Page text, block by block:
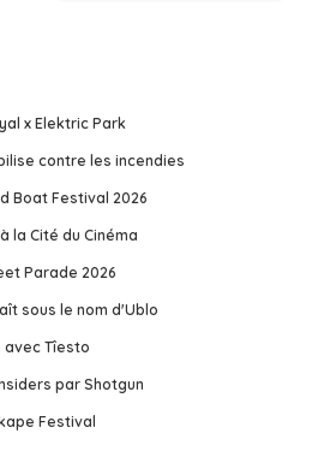
x Elektric Park
contre les incendies
Boat Festival 2026
la Cité du Cinéma
Parade 2026
sous le nom d'Ublo
avec Tîesto
par Shotgun
Festival